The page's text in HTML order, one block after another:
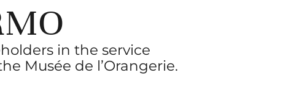
in the service
Musée de l’Orangerie.